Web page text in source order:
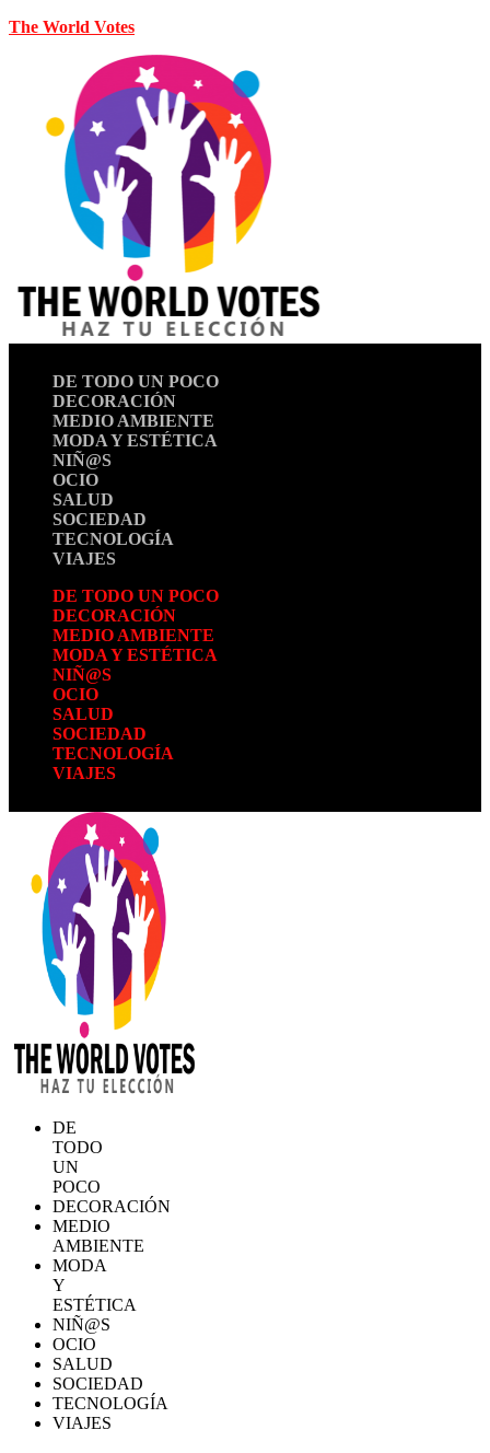
The World Votes
DE TODO UN POCO
DECORACIÓN
MEDIO AMBIENTE
MODA Y ESTÉTICA
NIÑ@S
OCIO
SALUD
SOCIEDAD
TECNOLOGÍA
VIAJES
DE TODO UN POCO
DECORACIÓN
MEDIO AMBIENTE
MODA Y ESTÉTICA
NIÑ@S
OCIO
SALUD
SOCIEDAD
TECNOLOGÍA
VIAJES
DE
TODO
UN
POCO
DECORACIÓN
MEDIO
AMBIENTE
MODA
Y
ESTÉTICA
NIÑ@S
OCIO
SALUD
SOCIEDAD
TECNOLOGÍA
VIAJES